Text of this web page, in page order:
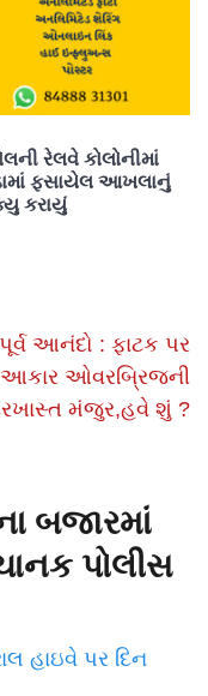
રેલવે કોલોનીમાં
ફસાયેલ આખલાનું
કરાયું
આનંદો : ફાટક પર
ઓવરબ્રિજની
મંજુર,હવે શું ?
બજારમાં
પોલીસ
હાઇવે પર દિન